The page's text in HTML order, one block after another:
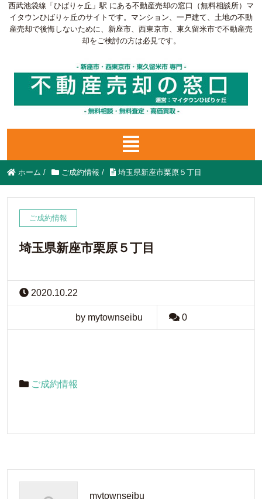
西武池袋線「ひばりヶ丘」駅 にある不動産売却の窓口（無料相談所）マ
イタウンひばりヶ丘のサイトです。マンション、一戸建て、土地の不動
産売却で後悔しないために、新座市、西東京市、東久留米市で不動産売
却をご検討の方は必見です。
ホーム / ご成約情報 / 埼玉県新座市栗原５丁目
ご成約情報
埼玉県新座市栗原５丁目
2020.10.22
by mytownseibu 0
ご成約情報
mytownseibu